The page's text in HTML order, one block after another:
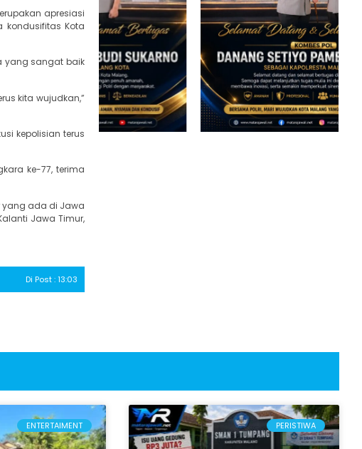
apresiasi
kondusifitas Kota
yang sangat baik
kita wujudkan,”
kepolisian terus
ke-77, terima
yang ada di Jawa
Jawa Timur,
Di Post : 13:03
ENTERTAIMENT PERISTIWA